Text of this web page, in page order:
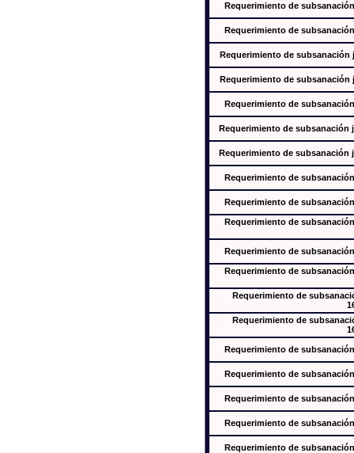
Requerimiento de
Requerimiento de
Requerimiento de subsanación
Requerimiento de subsanación
Requerimiento de
Requerimiento de subsanación
Requerimiento de subsanación
Requerimiento de
Requerimiento de
Requerimiento de
Requerimiento de
Requerimiento de
Requerimiento de
Requerimiento de
Requerimiento de
Requerimiento de
Requerimiento de
Requerimiento de
Requerimiento de